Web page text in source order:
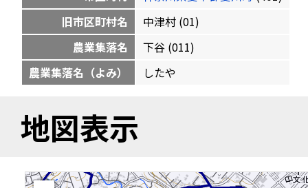
旧市区町村名
中津村 (01)
農業集落名
下谷 (011)
農業集落名（よみ）
したや
地図表示